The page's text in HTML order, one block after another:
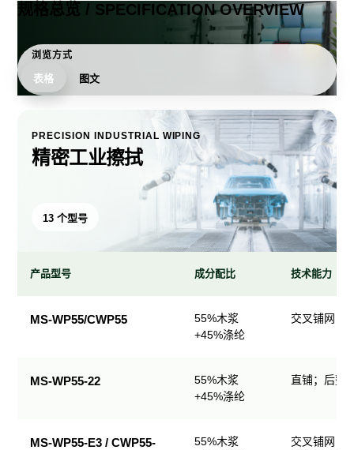
规格总览 / SPECIFICATION OVERVIEW
浏览方式
表格 图文
PRECISION INDUSTRIAL WIPING
精密工业擦拭
13 个型号
产品型号 成分配比 技术能力
MS-WP55/CWP55
55%木浆
+45%涤纶
交叉铺网；
MS-WP55-22
55%木浆
+45%涤纶
直铺；后整
MS-WP55-E3 / CWP55-
55%木浆
交叉铺网；